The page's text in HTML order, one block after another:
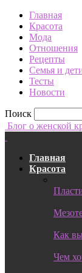
Главная
Красота
Мода
Отношения
Рецепты
Семья и
Тесты
Новости
Поиск
Блог о женской
Главная
Красота
Как
Чем